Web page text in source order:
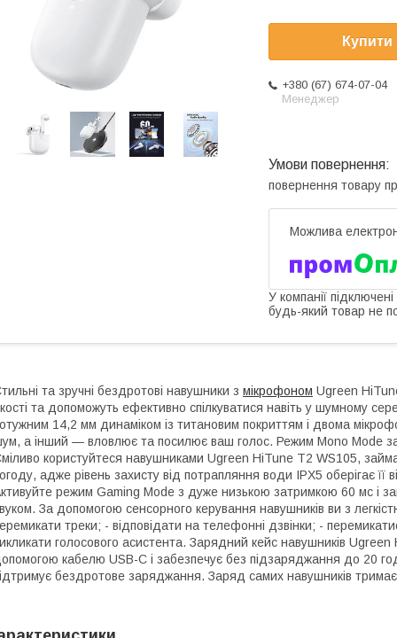
Купити
+380 (67) 674-07-04
Менеджер
повернення товару
У компанії
будь-який товар не
та зручні бездротові навушники з мікрофоном Ugreen
та допоможуть ефективно спілкуватися навіть у шумному
14,2 мм динаміком із титановим покриттям і двома
а інший — вловлює та посилює ваш голос. Режим Mono Mode
користуйтеся навушниками Ugreen HiTune T2 WS105,
адже рівень захисту від потрапляння води IPX5 оберігає її
режим Gaming Mode з дуже низькою затримкою 60 мс і
За допомогою сенсорного керування навушників ви з
треки; - відповідати на телефонні дзвінки; -
голосового асистента. Зарядний кейс навушників
кабелю USB-C і забезпечує без підзаряджання до 20
бездротове заряджання. Заряд самих навушників